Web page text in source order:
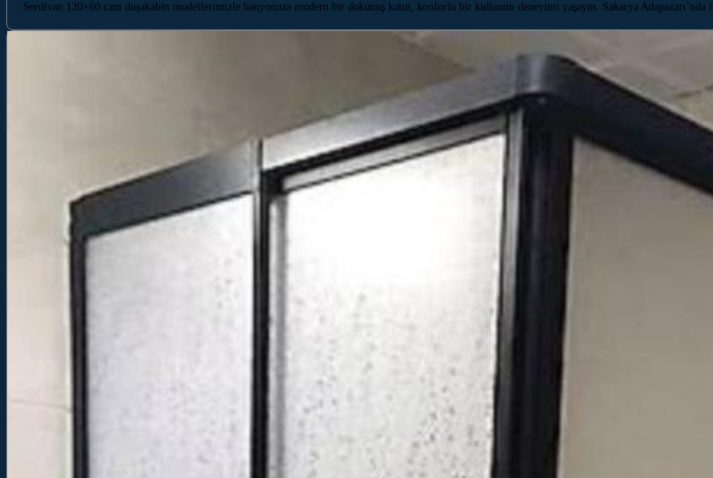
Serdivan 120×60 cam duşakabin modellerimizle banyonuza modern bir dokunuş katın, konforlu bir kullanım deneyimi yaşayın. Sakarya